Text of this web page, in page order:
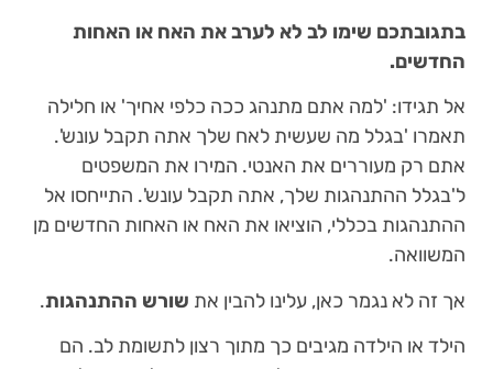
בתגובתכם שימו לב לא לערב את האח או האחות
החדשים.
אל תגידו: 'למה אתם מתנהג ככה כלפי אחיך' או חלילה
תאמרו 'בגלל מה שעשית לאח שלך אתה תקבל עונש'.
אתם רק מעוררים את האנטי. המירו את המשפטים
ל'בגלל ההתנהגות שלך, אתה תקבל עונש'. התייחסו אל
ההתנהגות בכללי, הוציאו את האח או האחות החדשים מן
המשוואה.
אך זה לא נגמר כאן, עלינו להבין את שורש ההתנהגות.
הילד או הילדה מגיבים כך מתוך רצון לתשומת לב. הם